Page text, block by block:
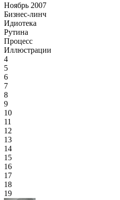
Ноябрь 2007
Бизнес-линч
Идиотека
Рутина
Процесс
Иллюстрации
4
5
6
7
8
9
10
11
12
13
14
15
16
17
18
19